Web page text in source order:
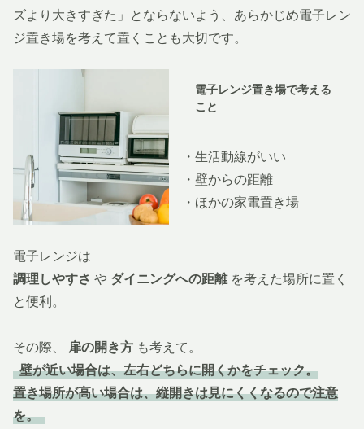
ズより大きすぎた」とならないよう、あらかじめ電子レン
ジ置き場を考えて置くことも大切です。
電子レンジ置き場で考える
こと
・生活動線がいい
・壁からの距離
・ほかの家電置き場
電子レンジは
調理しやすさ や ダイニングへの距離 を考えた場所に置く
と便利。
その際、 扉の開き方 も考えて。
壁が近い場合は、左右どちらに開くかをチェック。
置き場所が高い場合は、縦開きは見にくくなるので注意
を。